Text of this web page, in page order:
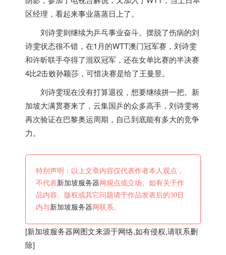
区经理，看起来事业蒸蒸日上了。
刘诗雯则继续为乒乓事业奋斗。摆脱了伤病的刘
诗雯状态很不错，在1月的WTT澳门冠军赛，刘诗雯
和许昕联手夺得了混双冠军，还在女单比赛的半决赛
4比2击败孙颖莎，可惜决赛是给了王曼昱。
刘诗雯现在没有打算退役，想要继续拼一把。 新
加坡大满贯赛来了，云集国乒的众多高手，刘诗雯将
再次验证在巴黎奥运周期，自己到底能有多大的竞争
力。
特别声明：以上文章内容仅代表作者本人观点，
不代表新加坡服务器 网观点或立场。如有关于作
品内容、版权或其它问题请于作品发表后的30日
内与新加坡服务器 网联系。
[新加坡服务器网图文来源于网络,如有侵权,请联系删
除]